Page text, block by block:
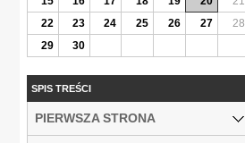
22
23 24 25 26 27
28
29
30
SPIS TREŚCI
PIERWSZA STRONA